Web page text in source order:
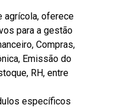
agrícola, oferece
para a gestão
Compras,
Emissão do
RH, entre
específicos